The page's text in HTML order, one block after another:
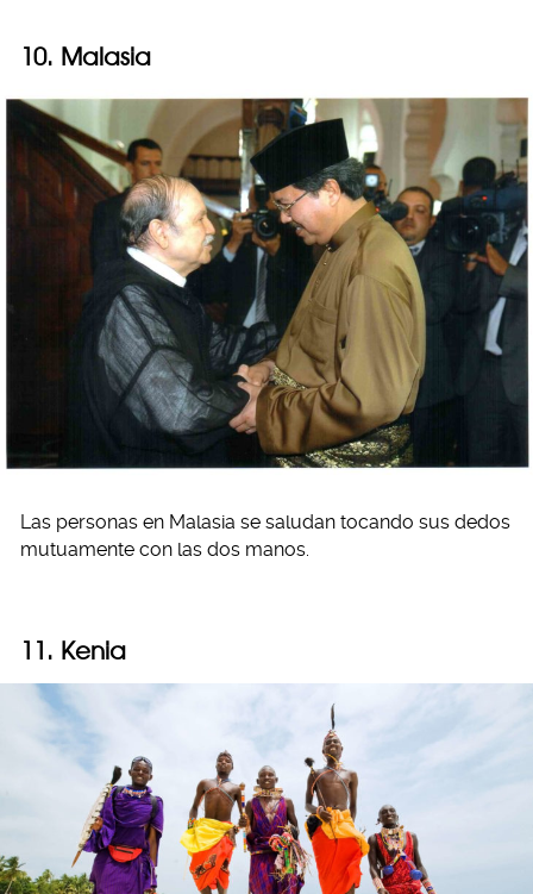
10. Malasia
Las personas en Malasia se saludan tocando sus dedos
mutuamente con las dos manos.
11. Kenia